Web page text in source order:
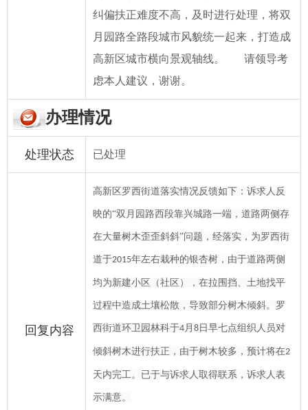
纠偏扶正难度不高，及时进行处理，将双
月园路全路段城市风貌统一起来，打造成
高新区城市横向景观轴线。 请领导考
虑本人建议，谢谢。
办理情况
处理状态 已处理
回复内容
高新区罗西街道落实情况反馈如下： 诉求人反
映的“双月园路西段靠兴城路一端，道路两侧存
在大量树木歪歪斜斜”问题，经落实，为罗西街
道于2015年左右栽种的银杏树，由于道路两侧
均为新建小区（社区），在拉围挡、土地找平
过程中造成土壤松散，导致部分树木倾斜。 罗
西街道环卫园林科于4月 8 日早七点组织人员对
倾斜树木进行扶正，由于树木较多，预计将在2
天内完工。已于与诉求人取得联系，诉求人表
示满意。